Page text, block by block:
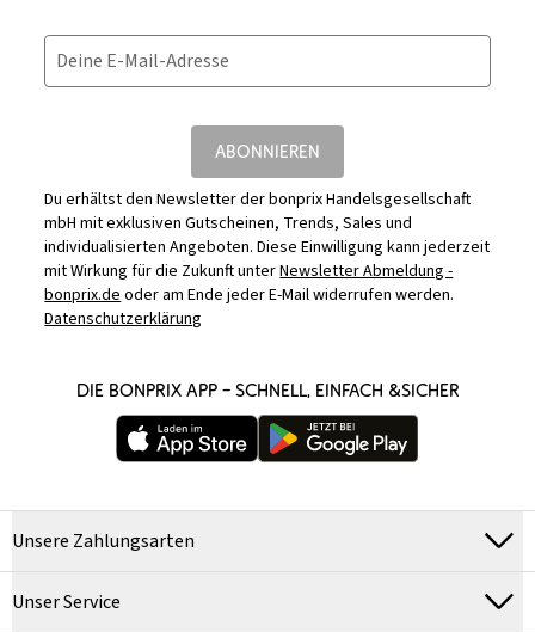
Deine E-Mail-Adresse
ABONNIEREN
Du erhältst den Newsletter der bonprix Handelsgesellschaft
mbH mit exklusiven Gutscheinen, Trends, Sales und
individualisierten Angeboten. Diese Einwilligung kann jederzeit
mit Wirkung für die Zukunft unterNewsletter Abmeldung -
bonprix.deoder am Ende jeder E-Mail widerrufen werden.
Datenschutzerklärung
DIE BONPRIX APP – SCHNELL, EINFACH &SICHER
Unsere Zahlungsarten
Unser Service